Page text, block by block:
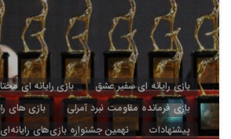
بازی رایانه ای سفیر عشق
بازی رایانه ای
بازی فرمانده مقاومت نبرد آمرلی
بازی های
پیشنهادات
نهمین جشنواره بازی‌های